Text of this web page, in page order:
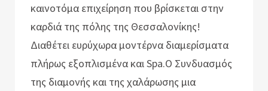
καινοτόμα επιχείρηση που βρίσκεται στην
καρδιά της πόλης της Θεσσαλονίκης!
Διαθέτει ευρύχωρα μοντέρνα διαμερίσματα
πλήρως εξοπλισμένα και Spa.Ο Συνδυασμός
της διαμονής και της χαλάρωσης μια